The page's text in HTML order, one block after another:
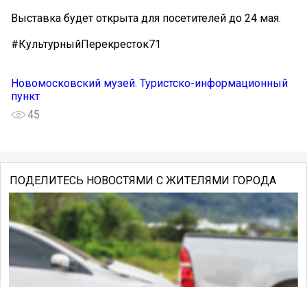
Выставка будет открыта для посетителей до 24 мая.
#КультурныйПерекресток71
Новомосковский музей. Туристско-информационный
пункт
45
ПОДЕЛИТЕСЬ НОВОСТЯМИ С ЖИТЕЛЯМИ ГОРОДА